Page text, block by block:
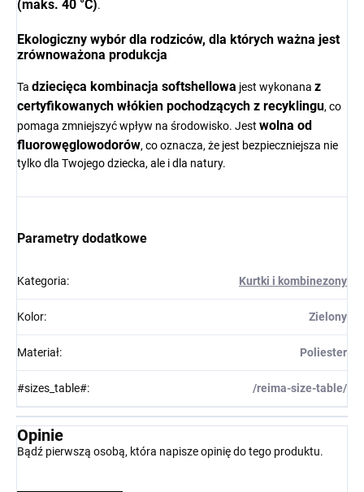
(maks. 40 °C).
Ekologiczny wybór dla rodziców, dla których ważna jest
zrównoważona produkcja
Ta dziecięca kombinacja softshellowa jest wykonana z
certyfikowanych włókien pochodzących z recyklingu, co
pomaga zmniejszyć wpływ na środowisko. Jest wolna od
fluorowęglowodorów, co oznacza, że jest bezpieczniejsza nie
tylko dla Twojego dziecka, ale i dla natury.
Parametry dodatkowe
Kategoria: Kurtki i kombinezony
Kolor: Zielony
Materiał: Poliester
#sizes_table#: /reima-size-table/
Opinie
Bądź pierwszą osobą, która napisze opinię do tego produktu.